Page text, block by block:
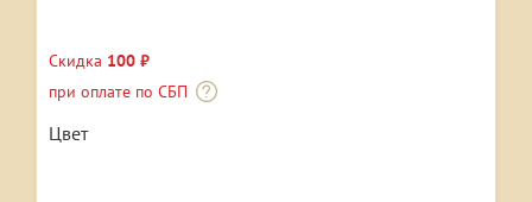
Скидка 100 ₽
при оплате по СБП
Цвет